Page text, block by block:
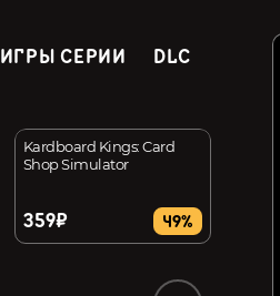
ИГРЫ СЕРИИ DLC
Kardboard Kings: Card
Shop Simulator
359₽ 49%